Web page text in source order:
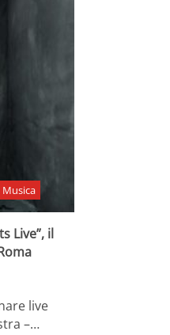
Musica
Live”, il
live
–…